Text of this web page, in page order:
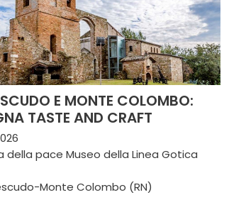
E MONTE COLOMBO:
TASTE AND CRAFT
della pace Museo della Linea Gotica
Monte Colombo (RN)